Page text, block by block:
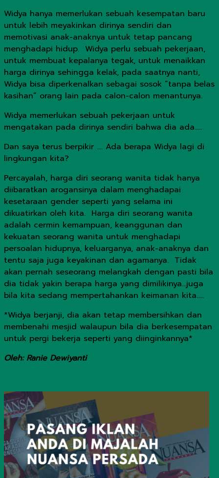
Widya hanya memerlukan sebuah kesempatan baru
untuk lebih meyakinkan dirinya sendiri dan
memotivasi anak-anaknya untuk tetap pancang
menghadapi hidup. Widya perlu sebuah pekerjaan,
untuk membuat kepalanya tegak, untuk menaikkan
harga dirinya sehingga kelak, pada saatnya nanti,
Widya bisa diperkenalkan sebagai sosok “tanpa belas
kasihan” orang lain pada calon-calon menantunya.
Widya memerlukan sebuah pekerjaan untuk
mengatakan pada dirinya sendiri bahwa dia ada…..
Dan saya terus berpikir …. Ada berapa Widya lagi di
lingkungan kita?
Percayalah, harga diri seorang wanita tidak hanya
diibaratkan arogansinya dalam menghadapai
kesetaraan gender seperti yang selama ini
dikuatirkan oleh kita. Harga diri seorang wanita
adalah cermin kemampuan, keanggunan dan
kekuatan seorang wanita untuk menghadapi
persoalan hidupnya, keluarganya, anak-anaknya dan
tentu saja juga keyakinan dan agamanya. Tidak
akan pernah seseorang melangkah dengan pasti bila
dia tidak yakin berapa harga yang dimilikinya…juga
bila kita sedang mempertahankan keimanan kita…..
*Widya berjanji, dia akan tetap membersihkan dan
membenahi mesjid walaupun bila dia berkesempatan
untuk pergi bekerja seperti yang diinginkannya*
Oleh: Ranie Dewiyanti